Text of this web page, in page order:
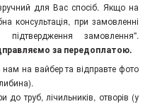
для Вас спосіб. Якщо на
консультація, при замовленні
замовлення".
за передоплатою.
на вайбер та відправте фото
до труб, лічильників, отворів (у